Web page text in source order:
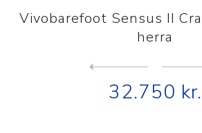
Vivobarefoot Sensus II
herra
32.750 kr.